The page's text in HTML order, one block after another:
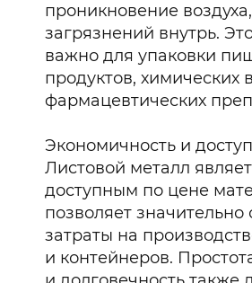
проникновение
загрязнений внутрь.
важно для упаковки
продуктов, химических
фармацевтических
Экономичность и
Листовой металл
доступным по цене
позволяет значительно
затраты на
и контейнеров.